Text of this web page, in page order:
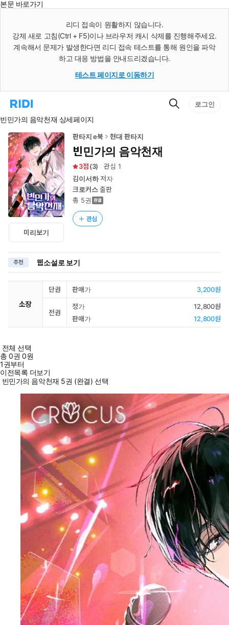
본문 바로가기
리디 접속이 원활하지 않습니다.
강제 새로 고침(Ctrl + F5)이나 브라우저 캐시 삭제를 진행해주세요.
계속해서 문제가 발생한다면 리디 접속 테스트를 통해 원인을 파악
하고 대응 방법을 안내드리겠습니다.
테스트 페이지로 이동하기
리
홈
로
이
동
검
로그인
빈민가의 음악천재 상세페이지
미리보기
판타지 e북 현대 판타지
빈민가의 음악천재
3 (3) 관심 1
김이서하저자
크로커스출판
총 5권
관심
추천 웹소설로 보기
소장
단권 판매가 3,200원
전권
정가
12,800원
판매가
12,800원
전체 선택
총0권 0원
1권부터
이전목록 더보기
빈민가의 음악천재 5권 (완결) 선택